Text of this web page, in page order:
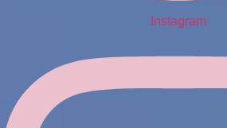
Instagram